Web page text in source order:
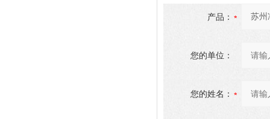
产品：
您的单位：
您的姓名：